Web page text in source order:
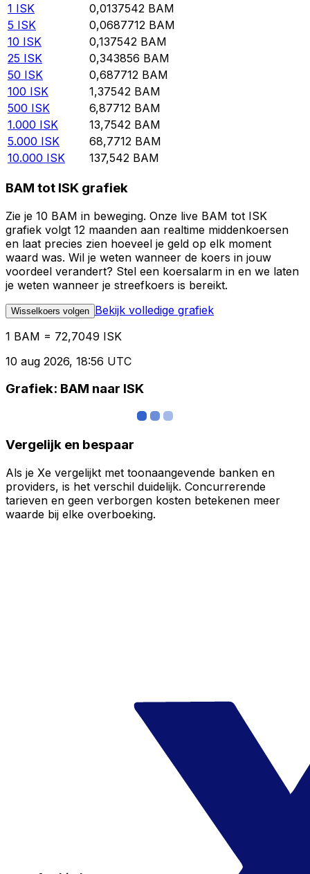
1 ISK 0,0137542 BAM
5 ISK 0,0687712 BAM
10 ISK 0,137542 BAM
25 ISK 0,343856 BAM
50 ISK 0,687712 BAM
100 ISK 1,37542 BAM
500 ISK 6,87712 BAM
1.000 ISK 13,7542 BAM
5.000 ISK 68,7712 BAM
10.000 ISK 137,542 BAM
BAM tot ISK grafiek
Zie je 10 BAM in beweging. Onze live BAM tot ISK
grafiek volgt 12 maanden aan realtime middenkoersen
en laat precies zien hoeveel je geld op elk moment
waard was. Wil je weten wanneer de koers in jouw
voordeel verandert? Stel een koersalarm in en we laten
je weten wanneer je streefkoers is bereikt.
Wisselkoers volgen Bekijk volledige grafiek
1 BAM = 72,7049 ISK
10 aug 2026, 18:56 UTC
Grafiek: BAM naar ISK
Vergelijk en bespaar
Als je Xe vergelijkt met toonaangevende banken en
providers, is het verschil duidelijk. Concurrerende
tarieven en geen verborgen kosten betekenen meer
waarde bij elke overboeking.